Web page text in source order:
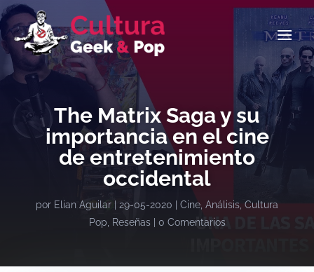
The Matrix Saga y su
importancia en el cine
de entretenimiento
occidental
por Elian Aguilar 29-05-2020 Cine Análisis Cultura
Pop
Reseñas| 0 Comentarios